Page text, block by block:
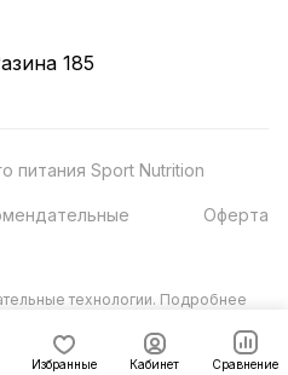
Избранные Кабинет Сравнение
185
питания Sport Nutrition
Оферта
технологии. Подробнее